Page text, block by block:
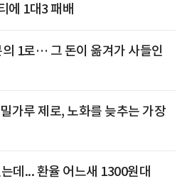
에 1대3 패배
1로… 그 돈이 옮겨가 사들인
가루 제로, 노화를 늦추는 가장
데... 환율 어느새 1300원대